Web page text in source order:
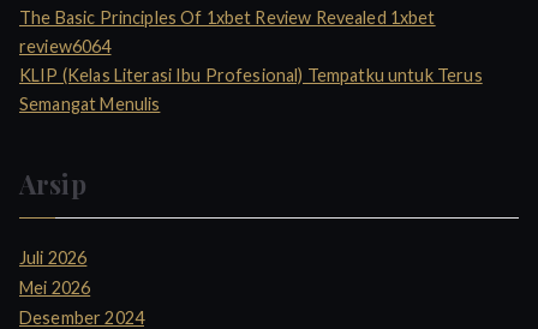
The Basic Principles Of 1xbet Review Revealed 1xbet
review6064
KLIP (Kelas Literasi Ibu Profesional) Tempatku untuk Terus
Semangat Menulis
Arsip
Juli 2026
Mei 2026
Desember 2024